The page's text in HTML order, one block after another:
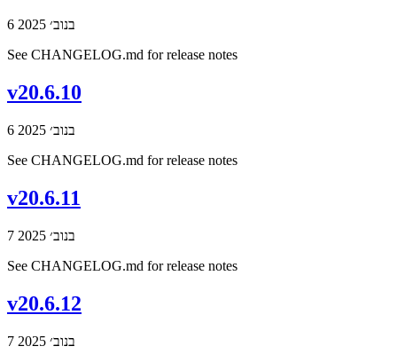
6 בנוב׳ 2025
See CHANGELOG.md for release notes
v20.6.10
6 בנוב׳ 2025
See CHANGELOG.md for release notes
v20.6.11
7 בנוב׳ 2025
See CHANGELOG.md for release notes
v20.6.12
7 בנוב׳ 2025